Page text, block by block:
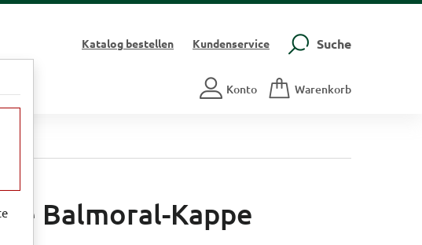
Katalogbestellen Kundenservice Suche
Konto Warenkorb
Balmoral-Kappe